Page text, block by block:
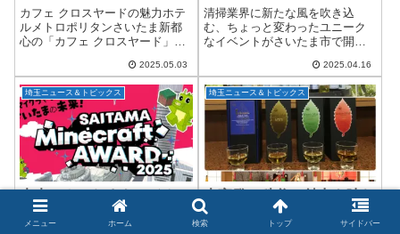
485系特別展示！
カフェ クロスヤードの魅力ホテ
ルメトロポリタンさいたま新都
心の「カフェ クロスヤード」
に隣接し、天井高約十メートル
の圧巻の空間が広がります。宿
泊者はもちろん、ランチやカフ
ェ利用で気軽に訪れ...
2025.05.03
ミゼロ AI」5月30日に開催
決定！
清掃業界に新たな風を吹き込
む、ちょっと変わったユニーク
なイベントがさいたま市で開催
ランプリ ゴミゼロ AI」。開催日
は「ゴミゼロの日」にちなんだ
2025年5月30日（金）。会場はさ
いたま...
2025.04.16
埼玉ニュース＆トピックス
で創造！子どもたちがまち
埼玉ニュース＆トピックス
大宮発！秩父の魅力を味わ
い尽くす3酒類巡り日帰り
メニュー ホーム 検索 トップ サイドバー